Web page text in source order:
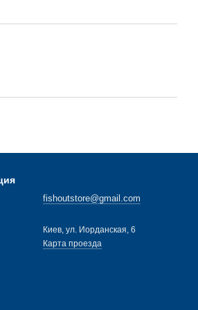
fishoutstore@gmail.com
Киев, ул. Иорданская, 6
Карта проезда